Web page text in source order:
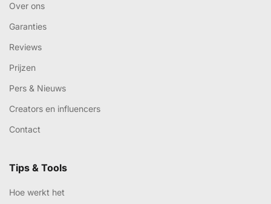
Over ons
Garanties
Reviews
Prijzen
Pers & Nieuws
Creators en influencers
Contact
Tips & Tools
Hoe werkt het